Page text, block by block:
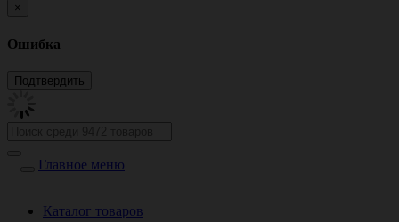
×
Ошибка
Главное меню
Каталог товаров